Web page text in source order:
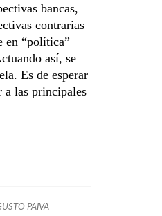
bancas,
contrarias
en “política”
así, se
Es de esperar
a las principales
PAIVA